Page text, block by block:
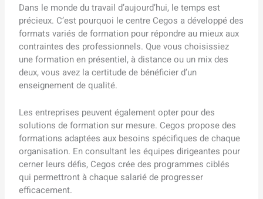
Dans le monde du travail d’aujourd’hui, le temps est
précieux. C’est pourquoi le centre Cegos a développé des
formats variés de formation pour répondre au mieux aux
contraintes des professionnels. Que vous choisissiez
une formation en présentiel, à distance ou un mix des
deux, vous avez la certitude de bénéficier d’un
enseignement de qualité.
Les entreprises peuvent également opter pour des
solutions de formation sur mesure. Cegos propose des
formations adaptées aux besoins spécifiques de chaque
organisation. En consultant les équipes dirigeantes pour
cerner leurs défis, Cegos crée des programmes ciblés
qui permettront à chaque salarié de progresser
efficacement.